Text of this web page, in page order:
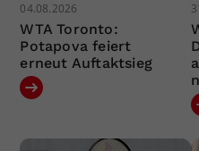
04.08.2026
WTA Toronto:
Potapova feiert
erneut Auftaktsieg